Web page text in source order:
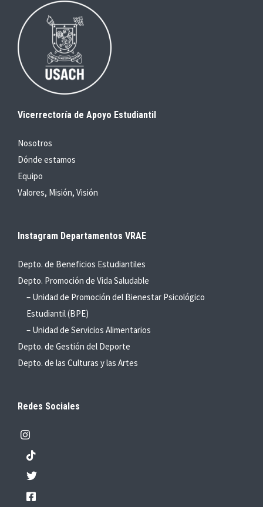
Vicerrectoría de Apoyo Estudiantil
Nosotros
Dónde estamos
Equipo
Valores, Misión, Visión
Instagram Departamentos VRAE
Depto. de Beneficios Estudiantiles
Depto. Promoción de Vida Saludable
– Unidad de Promoción del Bienestar Psicológico
Estudiantil (BPE)
– Unidad de Servicios Alimentarios
Depto. de Gestión del Deporte
Depto. de las Culturas y las Artes
Redes Sociales